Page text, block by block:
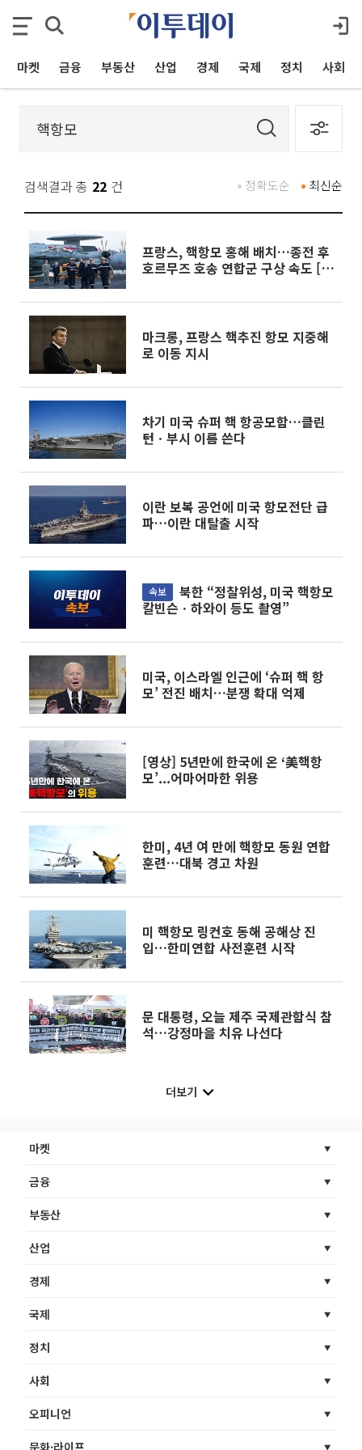
마켓 금융 부동산 산업 경제 국제 정치 사회
검색결과 총 22 건 최신순
정확도순
프랑스, 핵항모 홍해 배치…종전 후
호르무즈 호송 연합군 구상 속도 [종
마크롱, 프랑스 핵추진 항모 지중해
로 이동 지시
차기 미국 슈퍼 핵 항공모함…클린
턴ㆍ부시 이름 쓴다
이란 보복 공언에 미국 항모전단 급
파…이란 대탈출 시작
속보
칼빈슨ㆍ하와이 등도 촬영”
미국, 이스라엘 인근에 ‘슈퍼 핵 항
모’ 전진 배치…분쟁 확대 억제
[영상] 5년만에 한국에 온 ‘美핵항
모’...어마어마한 위용
한미, 4년 여 만에 핵항모 동원 연합
훈련…대북 경고 차원
미 핵항모 링컨호 동해 공해상 진
입…한미연합 사전훈련 시작
문 대통령, 오늘 제주 국제관함식 참
석…강정마을 치유 나선다
더보기
마켓
금융
부동산
산업
경제
국제
정치
사회
오피니언
문화·라이프